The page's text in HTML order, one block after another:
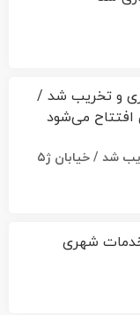
۳ باب مغازه محدوده پستک خریداری و تخریب شد / خیابان ژ۵